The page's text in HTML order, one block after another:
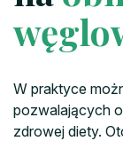
W praktyce
pozwalających
zdrowej diety.